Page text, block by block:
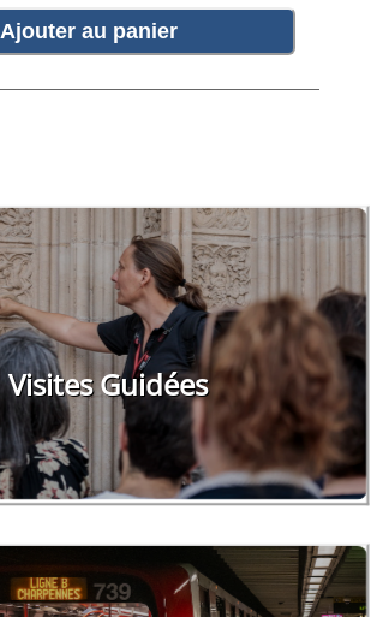
Ajouter au panier
Visites Guidées